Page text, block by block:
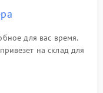
для вас время.
на склад для